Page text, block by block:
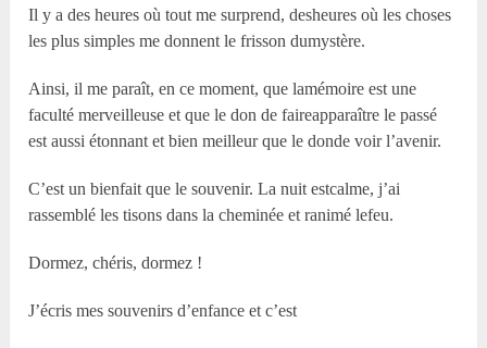
Il y a des heures où tout me surprend, desheures où les choses
les plus simples me donnent le frisson dumystère.
Ainsi, il me paraît, en ce moment, que lamémoire est une
faculté merveilleuse et que le don de faireapparaître le passé
est aussi étonnant et bien meilleur que le donde voir l’avenir.
C’est un bienfait que le souvenir. La nuit estcalme, j’ai
rassemblé les tisons dans la cheminée et ranimé lefeu.
Dormez, chéris, dormez !
J’écris mes souvenirs d’enfance et c’est